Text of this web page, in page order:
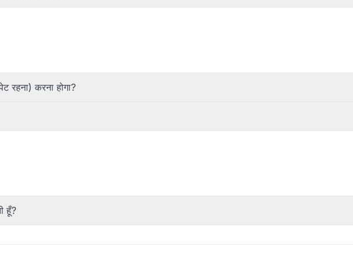
रहना) करना होगा?
हूँ?